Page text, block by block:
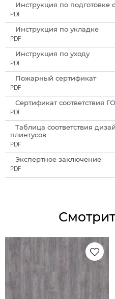
Инструкция по подготовке
PDF
Инструкция по укладке
PDF
Инструкция по уходу
PDF
Пожарный сертификат
PDF
Сертификат соответствия
PDF
Таблица соответствия
плинтусов
PDF
Экспертное заключение
PDF